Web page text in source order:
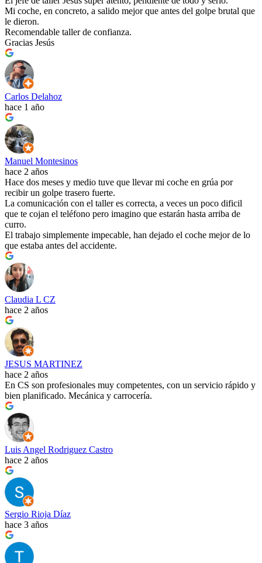
Mi coche, en concreto, a salido mejor que antes del golpe brutal que
le dieron.
Recomendable taller de confianza.
Gracias Jesús
Carlos Delahoz
hace 1 año
Manuel Montesinos
hace 2 años
Hace dos meses y medio tuve que llevar mi coche en grúa por
recibir un golpe trasero fuerte.
La comunicación con el taller es correcta, a veces un poco dificil
que te cojan el teléfono pero imagino que estarán hasta arriba de
curro.
El trabajo simplemente impecable, han dejado el coche mejor de lo
que estaba antes del accidente.
Claudia L CZ
hace 2 años
JESUS MARTINEZ
hace 2 años
En CS son profesionales muy competentes, con un servicio rápido y
bien planificado. Mecánica y carrocería.
Luis Angel Rodriguez Castro
hace 2 años
Sergio Rioja Díaz
hace 3 años